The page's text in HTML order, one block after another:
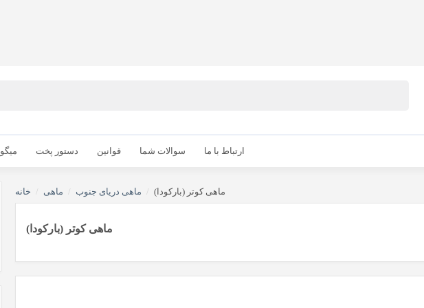
میگو دستور پخت قوانین سوالات شما ارتباط با ما
خانه / ماهی / ماهی دریای جنوب / ماهی کوتر (بارکودا)
ماهی کوتر (بارکودا)